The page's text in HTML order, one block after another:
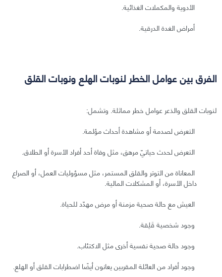
الأدوية والمكملات الغذائية.
أمراض الغدة الدرقية.
الفرق بين عوامل الخطر لنوبات الهلع ونوبات القلق
لنوبات القلق والذعر عوامل خطر مماثلة. وتشمل:
التعرض لصدمة أو مشاهدة أحداث مؤلمة.
التعرض لحدث حياتيّ مرهق، مثل وفاة أحد أفراد الأسرة أو الطلاق.
المعاناة من التوتر والقلق المستمر، مثل مسؤوليات العمل، أو الصراع
داخل الأسرة، أو المشكلات المالية.
العيش مع حالة صحية مزمنة أو مرض مهدّد للحياة.
وجود شخصية قَلِقة.
وجود حالة صحية نفسية أخرى مثل الاكتئاب.
وجود أفراد من العائلة المقربين يعانون أيضًا اضطرابات القلق أو الهلع.